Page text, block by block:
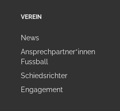
VEREIN
News
Ansprechpartner*innen
Fussball
Schiedsrichter
Engagement